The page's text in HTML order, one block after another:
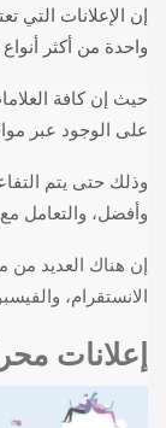
إن الإعلانات التي
واحدة من أكثر أنواع
حيث إن كافة
على الوجود عبر
وذلك حتى يتم
وأفضل، والتعامل
إن هناك العديد من
الانستقرام،
إعلانات